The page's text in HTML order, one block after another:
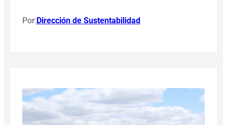
Por: Dirección de Sustentabilidad